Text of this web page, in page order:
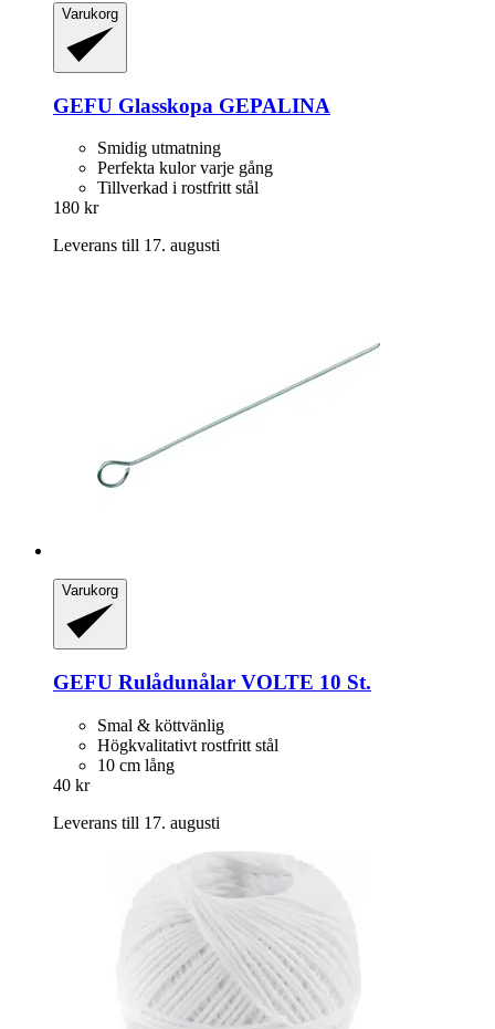
Varukorg
GEFU Glasskopa GEPALINA
Smidig utmatning
Perfekta kulor varje gång
Tillverkad i rostfritt stål
180 kr
Leverans till 17. augusti
Varukorg
GEFU Rulådunålar VOLTE 10 St.
Smal & köttvänlig
Högkvalitativt rostfritt stål
10 cm lång
40 kr
Leverans till 17. augusti